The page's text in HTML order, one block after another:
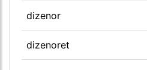
dizenor
dizenoret